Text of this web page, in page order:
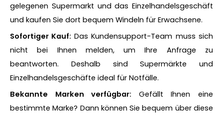
gelegenen Supermarkt und das Einzelhandelsgeschäft
und kaufen Sie dort bequem Windeln für Erwachsene.
Sofortiger Kauf: Das Kundensupport-Team muss sich
nicht bei Ihnen melden, um Ihre Anfrage zu
beantworten. Deshalb sind Supermärkte und
Einzelhandelsgeschäfte ideal für Notfälle.
Bekannte Marken verfügbar: Gefällt Ihnen eine
bestimmte Marke? Dann können Sie bequem über diese